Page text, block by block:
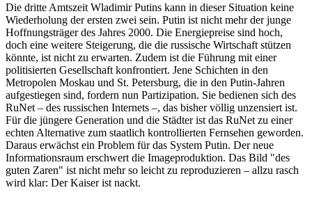
Die dritte Amtszeit Wladimir Putins kann in dieser Situation keine
Wiederholung der ersten zwei sein. Putin ist nicht mehr der junge
Hoffnungsträger des Jahres 2000. Die Energiepreise sind hoch,
doch eine weitere Steigerung, die die russische Wirtschaft stützen
könnte, ist nicht zu erwarten. Zudem ist die Führung mit einer
politisierten Gesellschaft konfrontiert. Jene Schichten in den
Metropolen Moskau und St. Petersburg, die in den Putin-Jahren
aufgestiegen sind, fordern nun Partizipation. Sie bedienen sich des
RuNet – des russischen Internets –, das bisher völlig unzensiert ist.
Für die jüngere Generation und die Städter ist das RuNet zu einer
echten Alternative zum staatlich kontrollierten Fernsehen geworden.
Daraus erwächst ein Problem für das System Putin. Der neue
Informationsraum erschwert die Imageproduktion. Das Bild "des
guten Zaren" ist nicht mehr so leicht zu reproduzieren – allzu rasch
wird klar: Der Kaiser ist nackt.